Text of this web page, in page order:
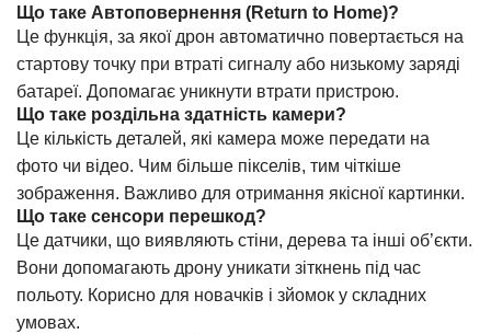
Що таке Автоповернення (Return to Home)?
Це функція, за якої дрон автоматично повертається на
стартову точку при втраті сигналу або низькому заряді
батареї. Допомагає уникнути втрати пристрою.
Що таке роздільна здатність камери?
Це кількість деталей, які камера може передати на
фото чи відео. Чим більше пікселів, тим чіткіше
зображення. Важливо для отримання якісної картинки.
Що таке сенсори перешкод?
Це датчики, що виявляють стіни, дерева та інші об’єкти.
Вони допомагають дрону уникати зіткнень під час
польоту. Корисно для новачків і зйомок у складних
умовах.